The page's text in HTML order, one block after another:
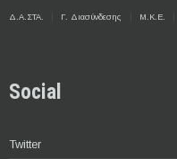
Δ.Α.ΣΤΑ. Γ. Διασύνδεσης Μ.Κ.Ε.
Social
Twitter